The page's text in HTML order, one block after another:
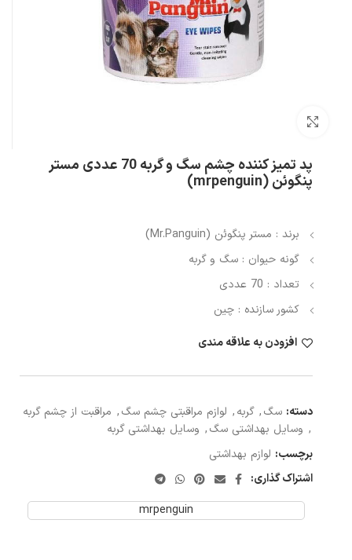
پد تمیز کننده چشم سگ و گربه 70 عددی مستر
پنگوئن (mrpenguin)
برند : مستر پنگوئن (Mr.Panguin)
گونه حیوان : سگ و گربه
تعداد : 70 عددی
کشور سازنده : چین
افزودن به علاقه مندی
دسته: سگ, گربه, لوازم مراقبتی چشم سگ, مراقبت از چشم گربه
, وسایل بهداشتی سگ, وسایل بهداشتی گربه
برچسب: لوازم بهداشتی
اشتراک گذاری:
mrpenguin